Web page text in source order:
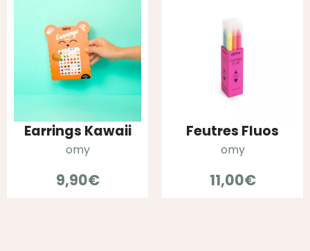
Earrings Kawaii
omy
9,90€
Feutres Fluos
omy
11,00€